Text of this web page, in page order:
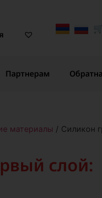
🛒
Партнерам
материалы / Силикон
слой: